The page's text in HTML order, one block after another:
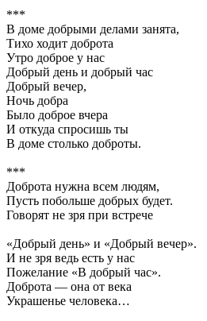
***
В доме добрыми делами занята,
Тихо ходит доброта
Утро доброе у нас
Добрый день и добрый час
Добрый вечер,
Ночь добра
Было доброе вчера
И откуда спросишь ты
В доме столько доброты.
***
Доброта нужна всем людям,
Пусть побольше добрых будет.
Говорят не зря при встрече
«Добрый день» и «Добрый вечер».
И не зря ведь есть у нас
Пожелание «В добрый час».
Доброта — она от века
Украшенье человека…